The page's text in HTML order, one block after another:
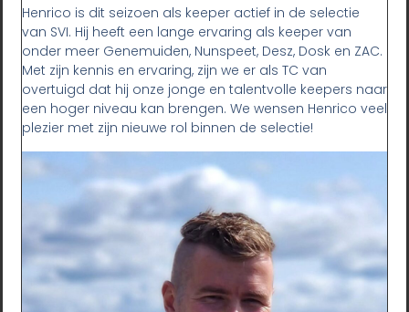
Henrico is dit seizoen als keeper actief in de selectie
van SVI. Hij heeft een lange ervaring als keeper van
onder meer Genemuiden, Nunspeet, Desz, Dosk en ZAC.
Met zijn kennis en ervaring, zijn we er als TC van
overtuigd dat hij onze jonge en talentvolle keepers naar
een hoger niveau kan brengen. We wensen Henrico veel
plezier met zijn nieuwe rol binnen de selectie!